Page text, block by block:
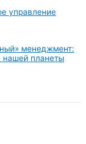
управление
менеджмент:
нашей планеты